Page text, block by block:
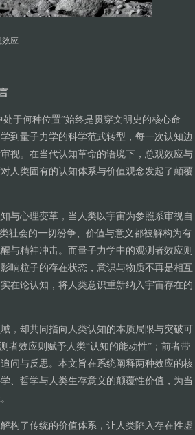
应
于何种位置”始终是贯穿文明史的核心命
到量子力学的科学范式转型，每一次认知边
视。在当代认知革命的语境下，总观效应与
人类固有的认知体系与价值观念发起了颠覆
与心理变革，当人类以宇宙为参照系审视自
社会的一切纷争、价值与意义都被解构为有
与精神冲击。而量子力学中的观测者效应则
粒子的存在状态，意识与物质不再是相互
在论认知，将人类意识重新纳入宇宙存在的
，却共同指向人类认知的本质局限与突破可
者效应则赋予人类“认知的能动性”；前者带
问与反思。本文旨在系统阐释两种效应的核
、哲学与人类生存意义的颠覆性价值，为当
构了传统的价值体系，让人类陷入存在性虚